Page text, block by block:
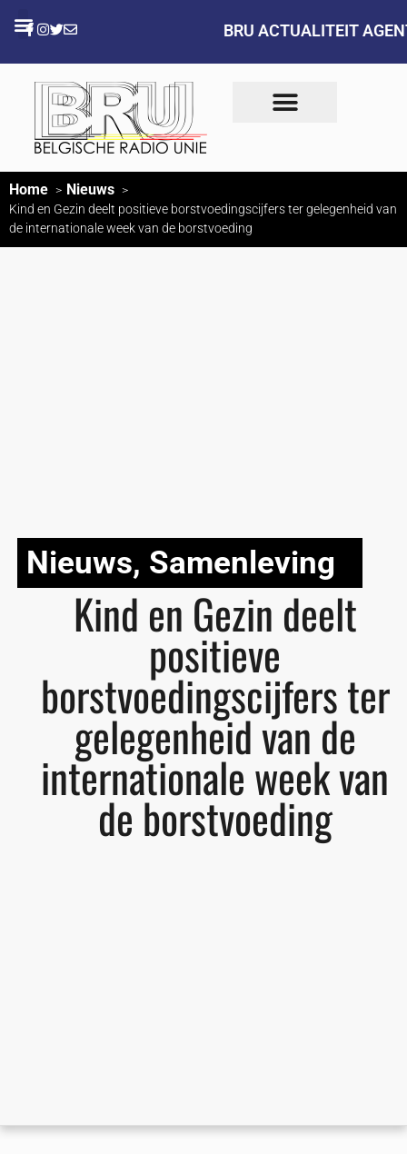
BRU ACTUALITEIT
Home Nieuws
Kind en Gezin deelt positieve borstvoedingscijfers ter gelegenheid van
de internationale week van de borstvoeding
Nieuws, Samenleving
Kind en Gezin deelt
positieve
borstvoedingscijfers ter
gelegenheid van de
internationale week van
de borstvoeding